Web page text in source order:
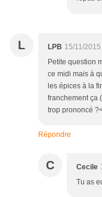
L LPB 15/11/
Petite question
ce midi mais à
les épices à la
franchement ça
trop prononcé
Répondre
C Cecile
Tu as